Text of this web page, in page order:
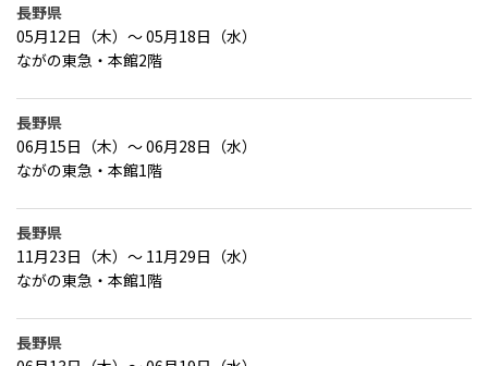
長野県
05月12日（木）～ 05月18日（水）
ながの東急・本館2階
長野県
06月15日（木）～ 06月28日（水）
ながの東急・本館1階
長野県
11月23日（木）～ 11月29日（水）
ながの東急・本館1階
長野県